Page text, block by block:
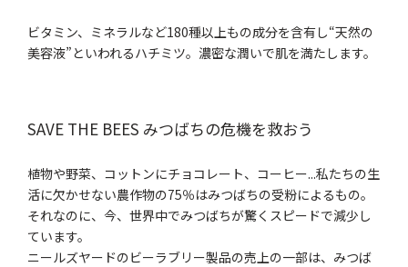
ビタミン、ミネラルなど180種以上もの成分を含有し“天然の
美容液”といわれるハチミツ。濃密な潤いで肌を満たします。
SAVE THE BEES みつばちの危機を救おう
植物や野菜、コットンにチョコレート、コーヒー...私たちの生
活に欠かせない農作物の75％はみつばちの受粉によるもの。
それなのに、今、世界中でみつばちが驚くスピードで減少し
ています。
ニールズヤードのビーラブリー製品の売上の一部は、みつば